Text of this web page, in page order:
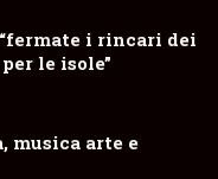
i rincari dei
le isole”
musica arte e